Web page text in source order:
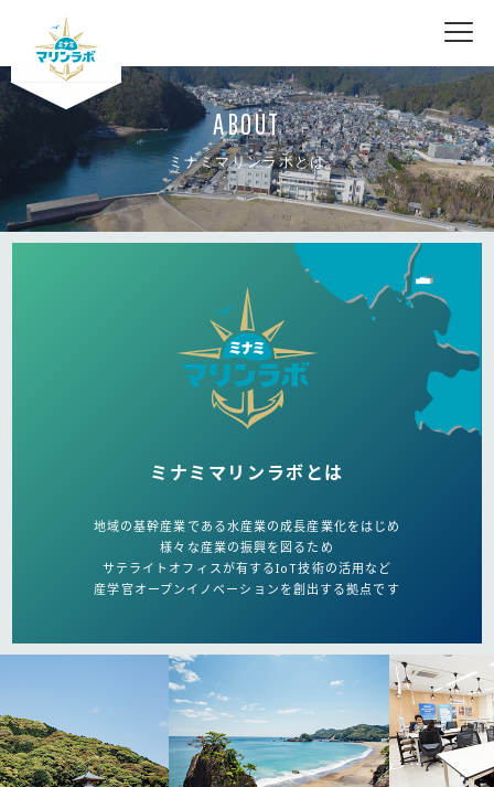
nav
ABOUT
ミナミマリンラボとは
ミナミマリンラボとは
地域の基幹産業である水産業の成長産業化をはじめ
様々な産業の振興を図るため
サテライトオフィスが有するIoT技術の活用など
産学官オープンイノベーションを創出する拠点です